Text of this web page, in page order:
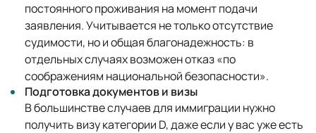
постоянного проживания на момент подачи
заявления. Учитывается не только отсутствие
судимости, но и общая благонадежность: в
отдельных случаях возможен отказ «по
соображениям национальной безопасности».
Подготовка документов и визы
В большинстве случаев для иммиграции нужно
получить визу категории D, даже если у вас уже есть